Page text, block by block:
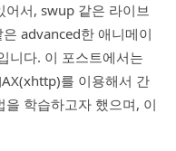
어서, swup 같은 라이브
advanced한 애니메이
니다. 이 포스트에서는
를 이용해서 간
학습하고자 했으며, 이